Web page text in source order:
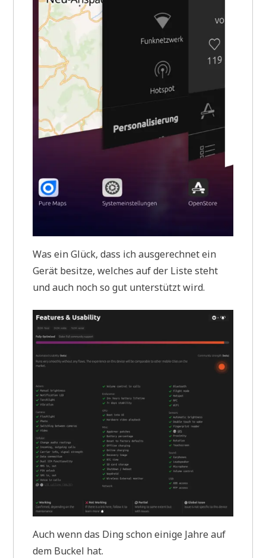
Was ein Glück, dass ich ausgerechnet ein
Gerät besitze, welches auf der Liste steht
und auch noch so gut unterstützt wird.
Auch wenn das Ding schon einige Jahre auf
dem Buckel hat.